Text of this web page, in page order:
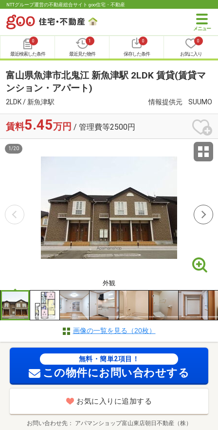
NTTグループ運営の不動産総合サイト goo住宅・不動産
0
最近検索した条件
1
最近見た物件
0
保存した条件
0
お気に入り
富山県魚津市北鬼江 新魚津駅 2LDK 賃貸(賃貸マ
ンション・アパート)
2LDK / 新魚津駅 情報提供元 SUUMO
賃料5.45万円 / 管理費等2500円
外観
1 /20
画像の一覧を見る（20枚）
無料・簡単2項目！
この物件にお問い合わせする
お気に入りに追加する
お問い合わせ先 アパマンショップ富山東店朝日不動産（株）